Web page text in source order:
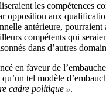
les compétences
opposition aux
antérieure, pourraient
compétents qui
dans d’autres
en faveur de
tel modèle
cadre politique ».